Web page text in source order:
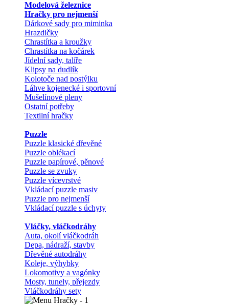
Modelová železnice
Hračky pro nejmenší
Dárkové sady pro miminka
Hrazdičky
Chrastítka a kroužky
Chrastítka na kočárek
Jídelní sady, talíře
Klipsy na dudlík
Kolotoče nad postýlku
Láhve kojenecké i sportovní
Mušelínové pleny
Ostatní potřeby
Textilní hračky
Puzzle
Puzzle klasické dřevěné
Puzzle oblékací
Puzzle papírové, pěnové
Puzzle se zvuky
Puzzle vícevrstvé
Vkládací puzzle masiv
Puzzle pro nejmenší
Vkládací puzzle s úchyty
Vláčky, vláčkodráhy
Auta, okolí vláčkodráh
Depa, nádraží, stavby
Dřevěné autodráhy
Koleje, výhybky
Lokomotivy a vagónky
Mosty, tunely, přejezdy
Vláčkodráhy sety